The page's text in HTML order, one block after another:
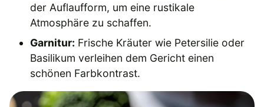
der Auflaufform, um eine rustikale
Atmosphäre zu schaffen.
Garnitur: Frische Kräuter wie Petersilie oder
Basilikum verleihen dem Gericht einen
schönen Farbkontrast.